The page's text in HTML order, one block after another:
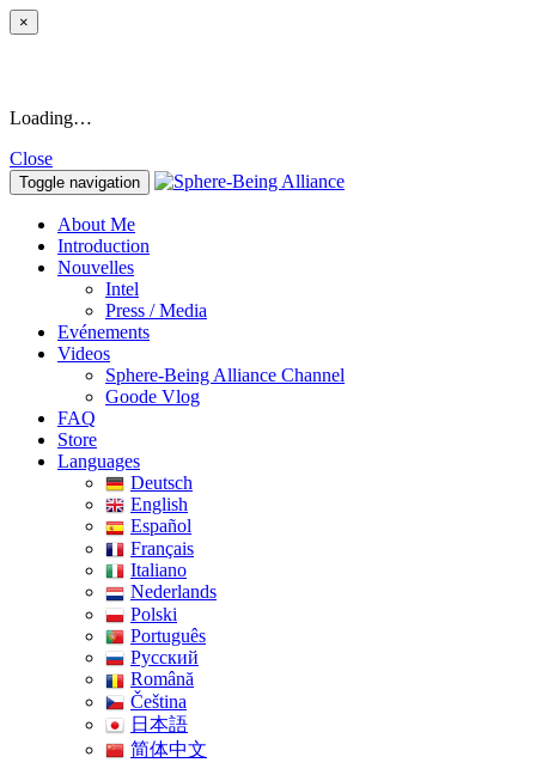
×
Loading…
Close
Toggle navigation
About Me
Introduction
Nouvelles
Intel
Press / Media
Evénements
Videos
Sphere-Being Alliance Channel
Goode Vlog
FAQ
Store
Languages
Deutsch
English
Español
Français
Italiano
Nederlands
Polski
Português
Pусский
Română
Čeština
日本語
简体中文